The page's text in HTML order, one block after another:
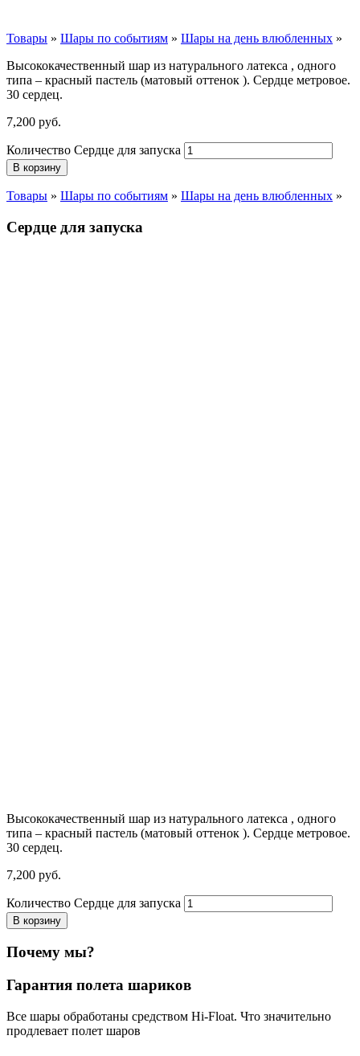
Товары » Шары по событиям » Шары на день влюбленных »
Высококачественный шар из натурального латекса , одного
типа – красный пастель (матовый оттенок ). Сердце метровое.
30 сердец.
7,200 руб.
Количество Сердце для запуска
В корзину
Товары » Шары по событиям » Шары на день влюбленных »
Сердце для запуска
Высококачественный шар из натурального латекса , одного
типа – красный пастель (матовый оттенок ). Сердце метровое.
30 сердец.
7,200 руб.
Количество Сердце для запуска
В корзину
Почему мы?
Гарантия полета шариков
Все шары обработаны средством Hi-Float. Что значительно
продлевает полет шаров